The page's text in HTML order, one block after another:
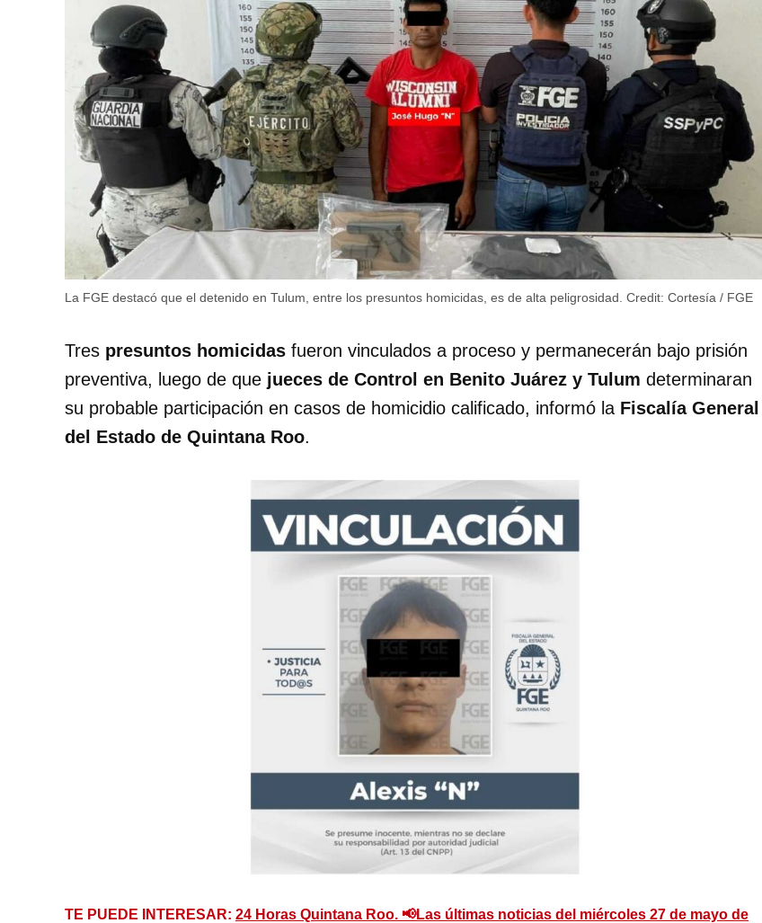
La FGE destacó que el detenido en Tulum, entre los presuntos homicidas, es de alta peligrosidad. Credit: Cortesía / FGE
Tres presuntos homicidas fueron vinculados a proceso y permanecerán bajo prisión
preventiva, luego de que jueces de Control en Benito Juárez y Tulum determinaran
su probable participación en casos de homicidio calificado, informó la Fiscalía General
del Estado de Quintana Roo.
TE PUEDE INTERESAR: 24 Horas Quintana Roo. 📢Las últimas noticias del miércoles 27 de mayo de